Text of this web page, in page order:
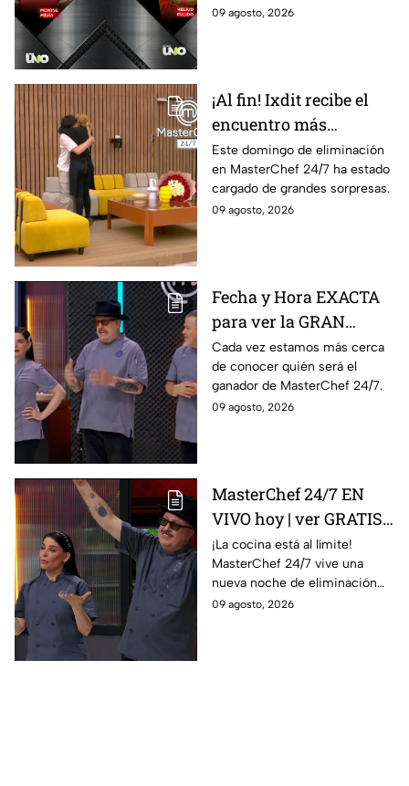
México.
09 agosto, 2026
¡Al fin! Ixdit recibe el
encuentro más
esperado en
MasterChef 24/7 este
domingo 9 de agosto
Este domingo de eliminación
en MasterChef 24/7 ha estado
cargado de grandes sorpresas.
09 agosto, 2026
Fecha y Hora EXACTA
para ver la GRAN
FINAL de MasterChef
24/7
Cada vez estamos más cerca
de conocer quién será el
ganador de MasterChef 24/7.
09 agosto, 2026
MasterChef 24/7 EN
VIVO hoy | ver GRATIS
en línea la transmisión
del domingo de
ELIMINACIÓN del 09 de
agosto de la edición
¡La cocina está al límite!
MasterChef 24/7 vive una
nueva noche de eliminación
donde un cocinero tendrá que
09 agosto, 2026